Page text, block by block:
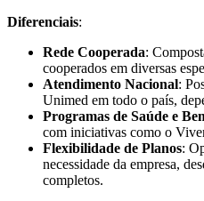
Diferenciais:
Rede Cooperada:
cooperados em diversas
Atendimento Nacional:
Unimed em todo o país,
Programas de Saúde e
com iniciativas como o
Flexibilidade de Planos:
necessidade da empresa,
completos.